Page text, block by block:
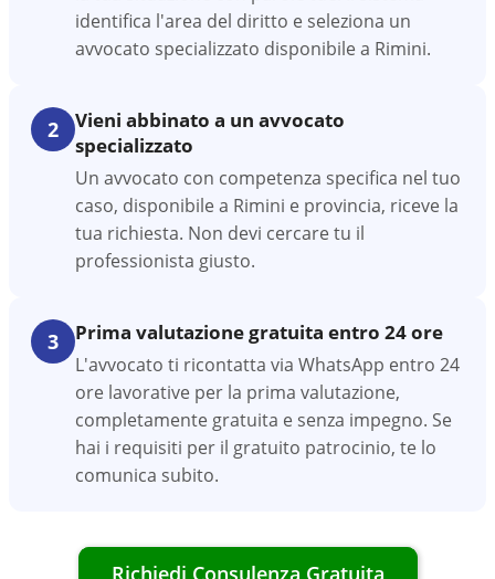
identifica l'area del diritto e seleziona un
avvocato specializzato disponibile a Rimini.
2
Vieni abbinato a un avvocato
specializzato
Un avvocato con competenza specifica nel tuo
caso, disponibile a Rimini e provincia, riceve la
tua richiesta. Non devi cercare tu il
professionista giusto.
3 Prima valutazione gratuita entro 24 ore
L'avvocato ti ricontatta via WhatsApp entro 24
ore lavorative per la prima valutazione,
completamente gratuita e senza impegno. Se
hai i requisiti per il gratuito patrocinio, te lo
comunica subito.
Richiedi Consulenza Gratuita